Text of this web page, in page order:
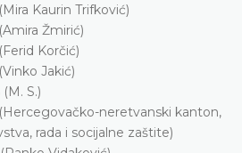
Kaurin Trifković)
(Amira Žmirić)
(Ferid Korčić)
(Vinko Jakić)
(M. S.)
neretvanski kanton,
rada i socijalne zaštite)